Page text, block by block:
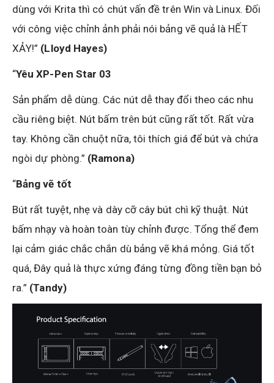
dùng với Krita thì có chút vấn đề trên Win và Linux. Đối
với công việc chỉnh ảnh phải nói bảng vẽ quả là HẾT
XẢY!” (Lloyd Hayes)
“Yêu XP-Pen Star 03
Sản phẩm dễ dùng. Các nút dễ thay đổi theo các nhu
cầu riêng biệt. Nút bấm trên bút cũng rất tốt. Rất vừa
tay. Không cần chuột nữa, tôi thích giá để bút và chứa
ngòi dự phòng.” (Ramona)
“Bảng vẽ tốt
Bút rất tuyệt, nhẹ và dày cỡ cây bút chì kỹ thuật. Nút
bấm nhạy và hoàn toàn tùy chỉnh được. Tổng thể đem
lại cảm giác chắc chắn dù bảng vẽ khá mỏng. Giá tốt
quá, Đây quả là thực xứng đáng từng đồng tiền bạn bỏ
ra.” (Tandy)